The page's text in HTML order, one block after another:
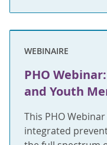
WEBINAIRE
PHO
and Youth
This PHO
integrated